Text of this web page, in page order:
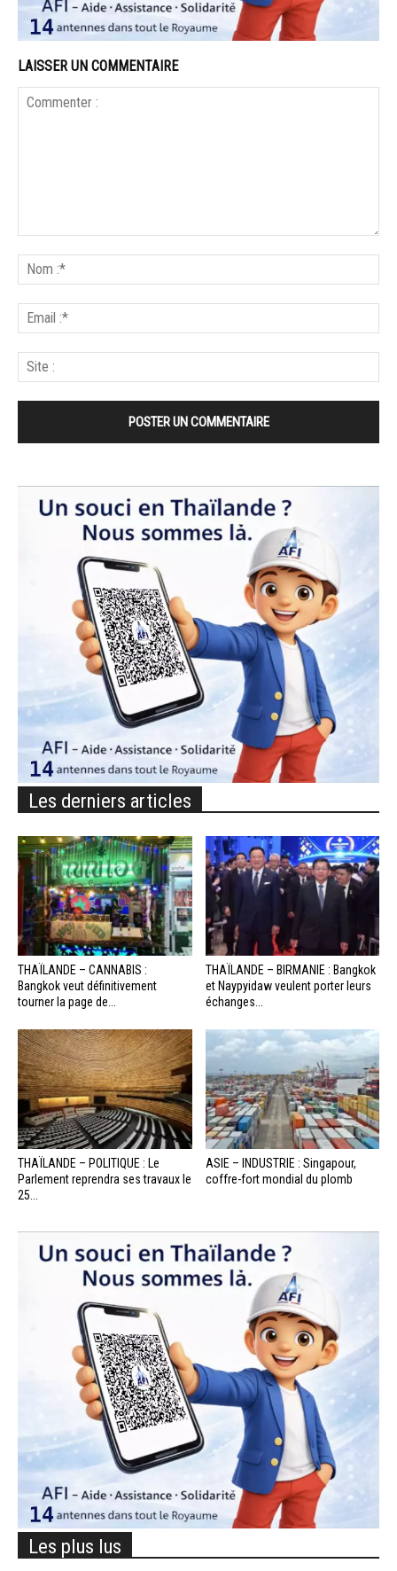
LAISSER UN COMMENTAIRE
Les derniers articles
THAÏLANDE – CANNABIS :
Bangkok veut définitivement
tourner la page de...
THAÏLANDE – BIRMANIE : Bangkok
et Naypyidaw veulent porter leurs
échanges...
THAÏLANDE – POLITIQUE : Le
Parlement reprendra ses travaux le
25...
ASIE – INDUSTRIE : Singapour,
coffre-fort mondial du plomb
Les plus lus